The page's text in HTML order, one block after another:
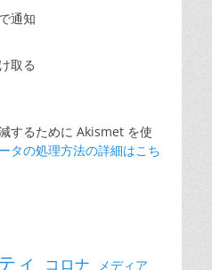
通知
取る
するために Akismet を使
タの処理方法の詳細はこち
ィ コロナ
メディア